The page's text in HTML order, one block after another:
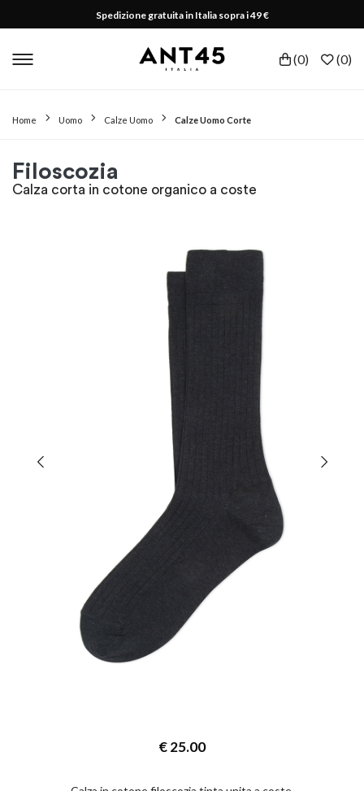
Spedizione gratuita in Italia sopra i 49 €
(0) (0)
Home Uomo Calze Uomo Calze Uomo Corte
Filoscozia
Calza corta in cotone organico a coste
€25.00